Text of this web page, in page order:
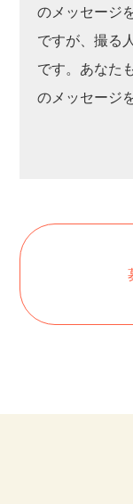
のメッセージ
ですが、撮る
です。あなた
のメッセージ